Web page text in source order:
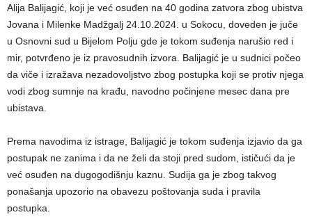
Alija Balijagić, koji je već osuđen na 40 godina zatvora zbog ubistva
Jovana i Milenke Madžgalj 24.10.2024. u Sokocu, doveden je juče
u Osnovni sud u Bijelom Polju gde je tokom suđenja narušio red i
mir, potvrđeno je iz pravosudnih izvora. Balijagić je u sudnici počeo
da viče i izražava nezadovoljstvo zbog postupka koji se protiv njega
vodi zbog sumnje na krađu, navodno počinjene mesec dana pre
ubistava.
Prema navodima iz istrage, Balijagić je tokom suđenja izjavio da ga
postupak ne zanima i da ne želi da stoji pred sudom, ističući da je
već osuđen na dugogodišnju kaznu. Sudija ga je zbog takvog
ponašanja upozorio na obavezu poštovanja suda i pravila
postupka.